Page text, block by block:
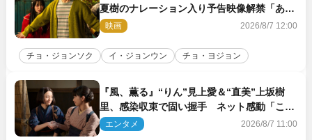
夏樹のナレーション入り予告映像解禁「あふ
れ出る温かさに涙が止まらない！」
映画 2026/8/7 12:00
チョ・ジョンソク イ・ジョンウン チョ・ヨジョン
『風、薫る』“りん”見上愛＆“直美”上坂樹
里、感染収束で固い握手 ネット感動「この
バディは最強」「アツい」
エンタメ 2026/8/7 11:00